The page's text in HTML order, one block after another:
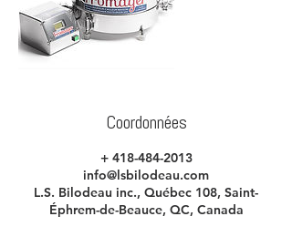
Coordonnées
+ 418-484-2013
info@lsbilodeau.com
L.S. Bilodeau inc., Québec 108, Saint-
Éphrem-de-Beauce, QC, Canada